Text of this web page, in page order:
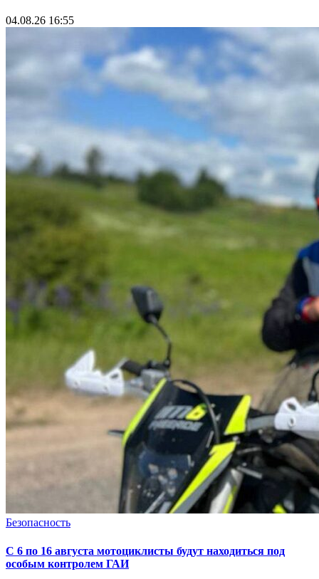
04.08.26 16:55
Безопасность
С 6 по 16 августа мотоциклисты будут находиться под
особым контролем ГАИ